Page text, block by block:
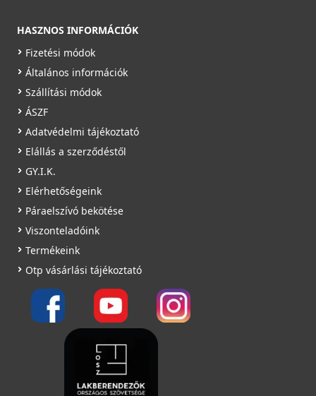
HASZNOS INFORMÁCIÓK
Fizetési módok
Általános információk
Szállítási módok
ÁSZF
Adatvédelmi tájékoztató
Elállás a szerződéstől
GY.I.K.
Elérhetőségeink
Páraelszívó bekötése
Viszonteladóink
Termékeink
Otp vásárlási tájékoztató